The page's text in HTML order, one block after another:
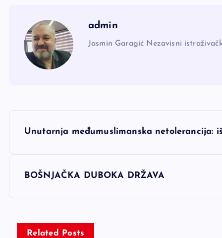
admin
Jasmin Garagić Nezavisni
NUnutarnja međumuslimanska netolerancija:
BOŠNJAČKA DUBOKA DRŽAVA
Related Posts